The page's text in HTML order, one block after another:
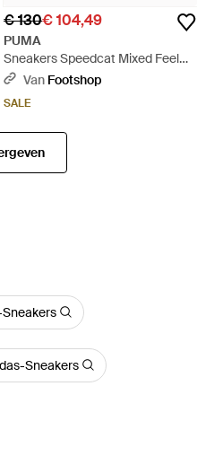
€ 130€ 104,49
PUMA
Sneakers Speedcat Mixed Feel
Wns Eur - Zwart
Van Footshop
SALE
Sneakers